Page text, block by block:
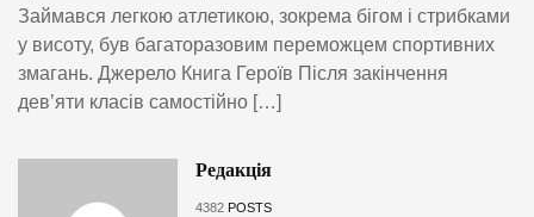
Займався легкою атлетикою, зокрема бігом і стрибками
у висоту, був багаторазовим переможцем спортивних
змагань. Джерело Книга Героїв Після закінчення
дев’яти класів самостійно […]
Редакція
4382 POSTS